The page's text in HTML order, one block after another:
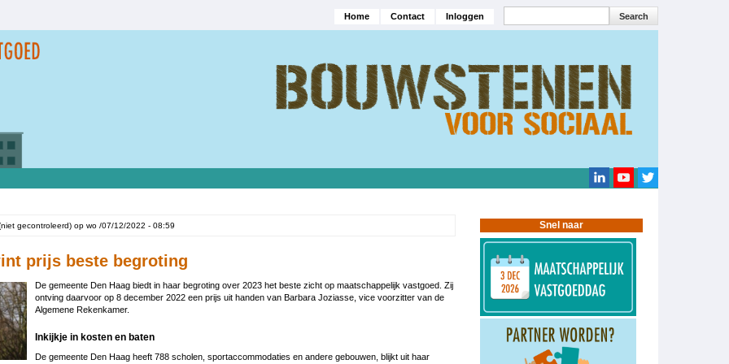
Search
Hoofdnavigatie
Home Contact Inloggen
gecontroleerd) op wo /07/12/2022 - 08:59
prijs beste begroting
De gemeente Den Haag biedt in haar begroting over 2023 het beste zicht op maatschappelijk vastgoed. Zij
ontving daarvoor op 8 december 2022 een prijs uit handen van Barbara Joziasse, vice voorzitter van de
Algemene Rekenkamer.
Inkijkje in kosten en baten
De gemeente Den Haag heeft 788 scholen, sportaccommodaties en andere gebouwen, blijkt uit haar
Snel naar